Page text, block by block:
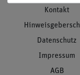
Kontakt
Datenschutz
Impressum
AGB